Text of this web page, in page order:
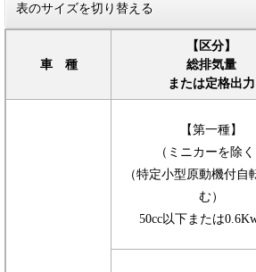
表のサイズを切り替える
車 種
【区分】
総排気量
または定格出力
【第一種】
（ミニカーを除く
（特定小型原動機付自
む）
50cc以下または